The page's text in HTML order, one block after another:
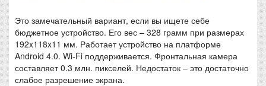
Это замечательный вариант, если вы ищете себе
бюджетное устройство. Его вес – 328 грамм при размерах
192x118x11 мм. Работает устройство на платформе
Android 4.0. Wi-Fi поддерживается. Фронтальная камера
составляет 0.3 млн. пикселей. Недостаток – это достаточно
слабое разрешение экрана.